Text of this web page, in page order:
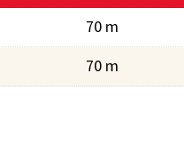
70 m
70 m